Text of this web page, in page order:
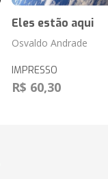
Eles estão aqui
Osvaldo Andrade
IMPRESSO
R$ 60,30